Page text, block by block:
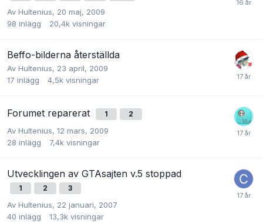
Av Hultenius, 20 maj, 2009
98 inlägg 20,4k visningar
Beffo-bilderna återställda
Av Hultenius, 23 april, 2009
17 inlägg 4,5k visningar
Forumet reparerat 1 2
Av Hultenius, 12 mars, 2009
28 inlägg 7,4k visningar
Utvecklingen av GTAsajten v.5 stoppad
1 2 3
Av Hultenius, 22 januari, 2007
40 inlägg 13,3k visningar